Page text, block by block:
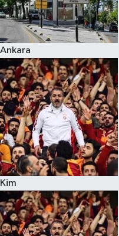
Ankara
Kim
Spor
Çocuk
Eğitim
Hava Durumu
Kadın
Kim kimdir?
Kültür Sanat